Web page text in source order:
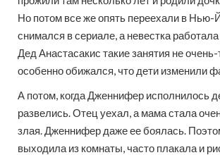
Но потом все же опять переехали в Нью-
снимался в сериале, а невестка
Дед Анастасакис такие занятия не
особенно обижался, что дети изменили
А потом, когда Дженнифер исполнилось
развелись. Отец уехал, а мама стала
злая. Дженнифер даже ее боялась.
выходила из комнаты, часто плакала и